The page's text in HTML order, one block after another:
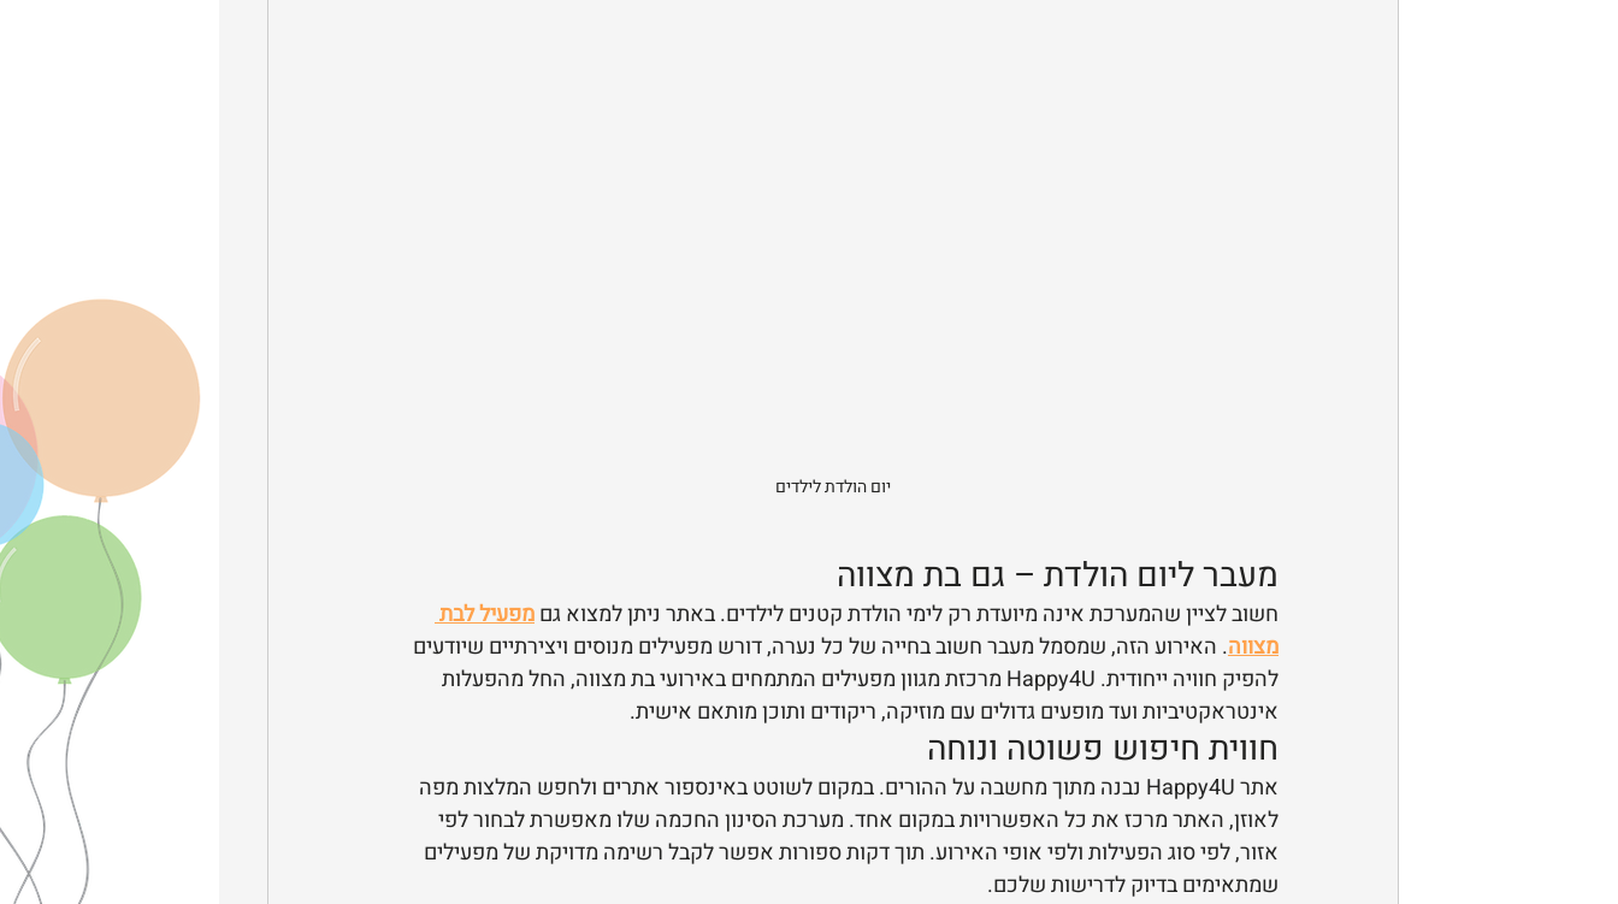
יום הולדת לילדים
מעבר ליום הולדת – גם בת מצווה
חשוב לציין שהמערכת אינה מיועדת רק לימי הולדת קטנים לילדים. באתר ניתן למצוא גם מפעיל לבת
מצווה. האירוע הזה, שמסמל מעבר חשוב בחייה של כל נערה, דורש מפעילים מנוסים ויצירתיים שיודעים
להפיק חוויה ייחודית. Happy4U מרכזת מגוון מפעילים המתמחים באירועי בת מצווה, החל מהפעלות
אינטראקטיביות ועד מופעים גדולים עם מוזיקה, ריקודים ותוכן מותאם אישית.
חווית חיפוש פשוטה ונוחה
אתר Happy4U נבנה מתוך מחשבה על ההורים. במקום לשוטט באינספור אתרים ולחפש המלצות מפה
לאוזן, האתר מרכז את כל האפשרויות במקום אחד. מערכת הסינון החכמה שלו מאפשרת לבחור לפי
אזור, לפי סוג הפעילות ולפי אופי האירוע. תוך דקות ספורות אפשר לקבל רשימה מדויקת של מפעילים
שמתאימים בדיוק לדרישות שלכם.